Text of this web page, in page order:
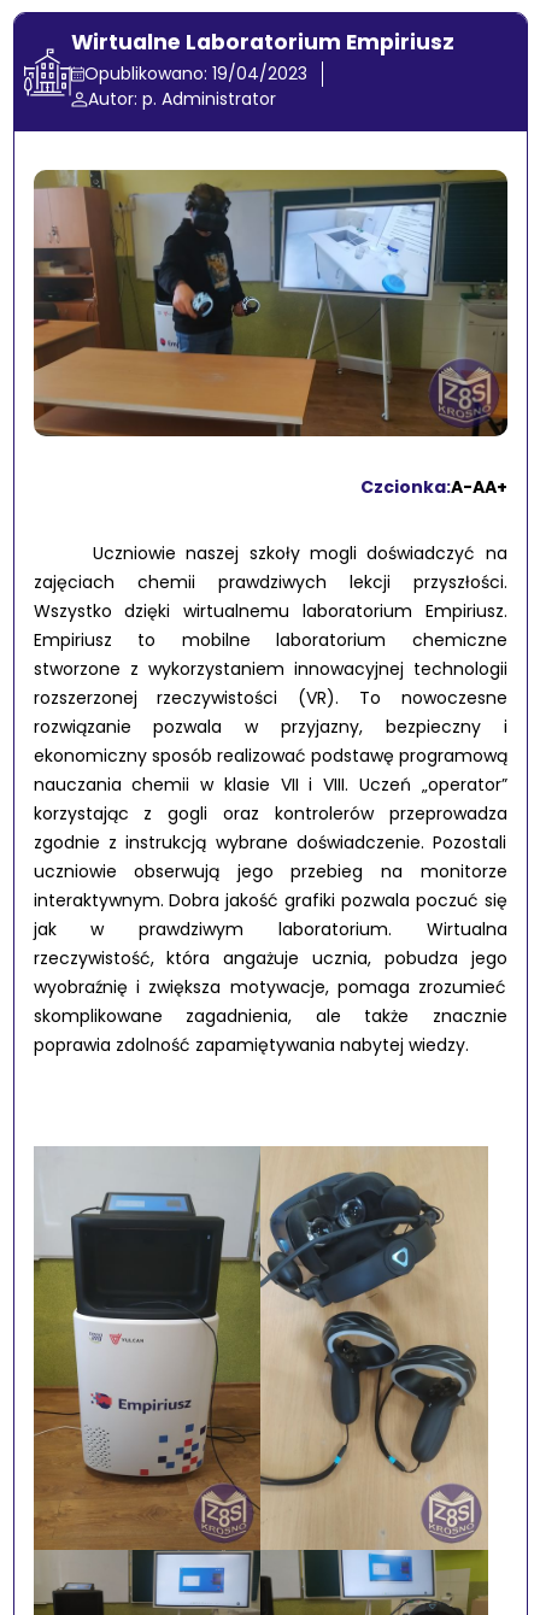
Wirtualne Laboratorium Empiriusz
Opublikowano: 19/04/2023
Autor: p. Administrator
Czcionka:A-AA+
Uczniowie naszej szkoły mogli doświadczyć na
zajęciach chemii prawdziwych lekcji przyszłości.
Wszystko dzięki wirtualnemu laboratorium Empiriusz.
Empiriusz to mobilne laboratorium chemiczne
stworzone z wykorzystaniem innowacyjnej technologii
rozszerzonej rzeczywistości (VR). To nowoczesne
rozwiązanie pozwala w przyjazny, bezpieczny i
ekonomiczny sposób realizować podstawę programową
nauczania chemii w klasie VII i VIII. Uczeń „operator”
korzystając z gogli oraz kontrolerów przeprowadza
zgodnie z instrukcją wybrane doświadczenie. Pozostali
uczniowie obserwują jego przebieg na monitorze
interaktywnym. Dobra jakość grafiki pozwala poczuć się
jak w prawdziwym laboratorium. Wirtualna
rzeczywistość, która angażuje ucznia, pobudza jego
wyobraźnię i zwiększa motywacje, pomaga zrozumieć
skomplikowane zagadnienia, ale także znacznie
poprawia zdolność zapamiętywania nabytej wiedzy.